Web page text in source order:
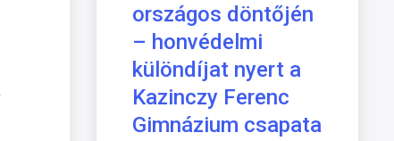
országos döntőjén
– honvédelmi
különdíjat nyert a
Kazinczy Ferenc
Gimnázium csapata